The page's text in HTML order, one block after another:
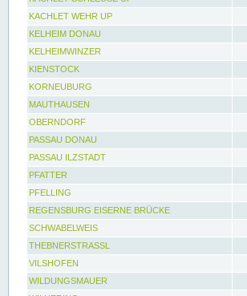
KACHLET WEHR UP
KELHEIM DONAU
KELHEIMWINZER
KIENSTOCK
KORNEUBURG
MAUTHAUSEN
OBERNDORF
PASSAU DONAU
PASSAU ILZSTADT
PFATTER
PFELLING
REGENSBURG EISERNE BRÜCKE
SCHWABELWEIS
THEBNERSTRASSL
VILSHOFEN
WILDUNGSMAUER